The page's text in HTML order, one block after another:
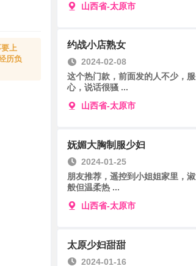
上
历负
山西省-太原市
约战小店熟女
2024-02-08
这个热门款，前面发的人不少，
心，说话很骚 ...
山西省-太原市
妩媚大胸制服少妇
2024-01-25
朋友推荐，遥控到小姐姐家里，
般但温柔热 ...
山西省-太原市
太原少妇甜甜
2024-01-16